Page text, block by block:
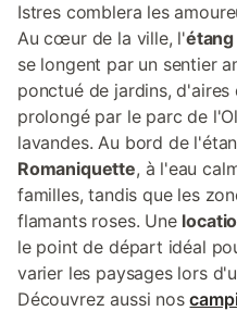
Istres comblera les
Au cœur de la ville, l'
se longent par un sentier
ponctué de jardins,
prolongé par le parc de
lavandes. Au bord de
Romaniquette, à l'eau
familles, tandis que les
flamants roses. Une
le point de départ idéal
varier les paysages lors
Découvrez aussi nos